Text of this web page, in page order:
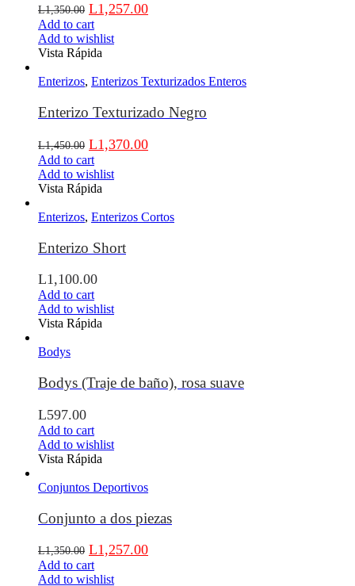
L1,350.00 L1,257.00
Add to cart
Add to wishlist
Vista Rápida
Enterizos, Enterizos Texturizados Enteros
Enterizo Texturizado Negro
L1,450.00 L1,370.00
Add to cart
Add to wishlist
Vista Rápida
Enterizos, Enterizos Cortos
Enterizo Short
L1,100.00
Add to cart
Add to wishlist
Vista Rápida
Bodys
Bodys (Traje de baño), rosa suave
L597.00
Add to cart
Add to wishlist
Vista Rápida
Conjuntos Deportivos
Conjunto a dos piezas
L1,350.00 L1,257.00
Add to cart
Add to wishlist